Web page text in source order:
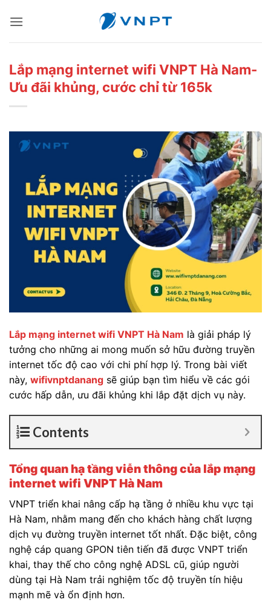
qua
Lắp mạng internet wifi VNPT Hà Nam-
Ưu đãi khủng, cước chỉ từ 165k
Lắp mạng internet wifi VNPT Hà Nam là giải pháp lý
tưởng cho những ai mong muốn sở hữu đường truyền
internet tốc độ cao với chi phí hợp lý. Trong bài viết
này, wifivnptdanang sẽ giúp bạn tìm hiểu về các gói
cước hấp dẫn, ưu đãi khủng khi lắp đặt dịch vụ này.
Contents
Tổng quan hạ tầng viễn thông của lắp mạng
internet wifi VNPT Hà Nam
VNPT triển khai nâng cấp hạ tầng ở nhiều khu vực tại
Hà Nam, nhằm mang đến cho khách hàng chất lượng
dịch vụ đường truyền internet tốt nhất. Đặc biệt, công
nghệ cáp quang GPON tiên tiến đã được VNPT triển
khai, thay thế cho công nghệ ADSL cũ, giúp người
dùng tại Hà Nam trải nghiệm tốc độ truyền tín hiệu
mạnh mẽ và ổn định hơn.